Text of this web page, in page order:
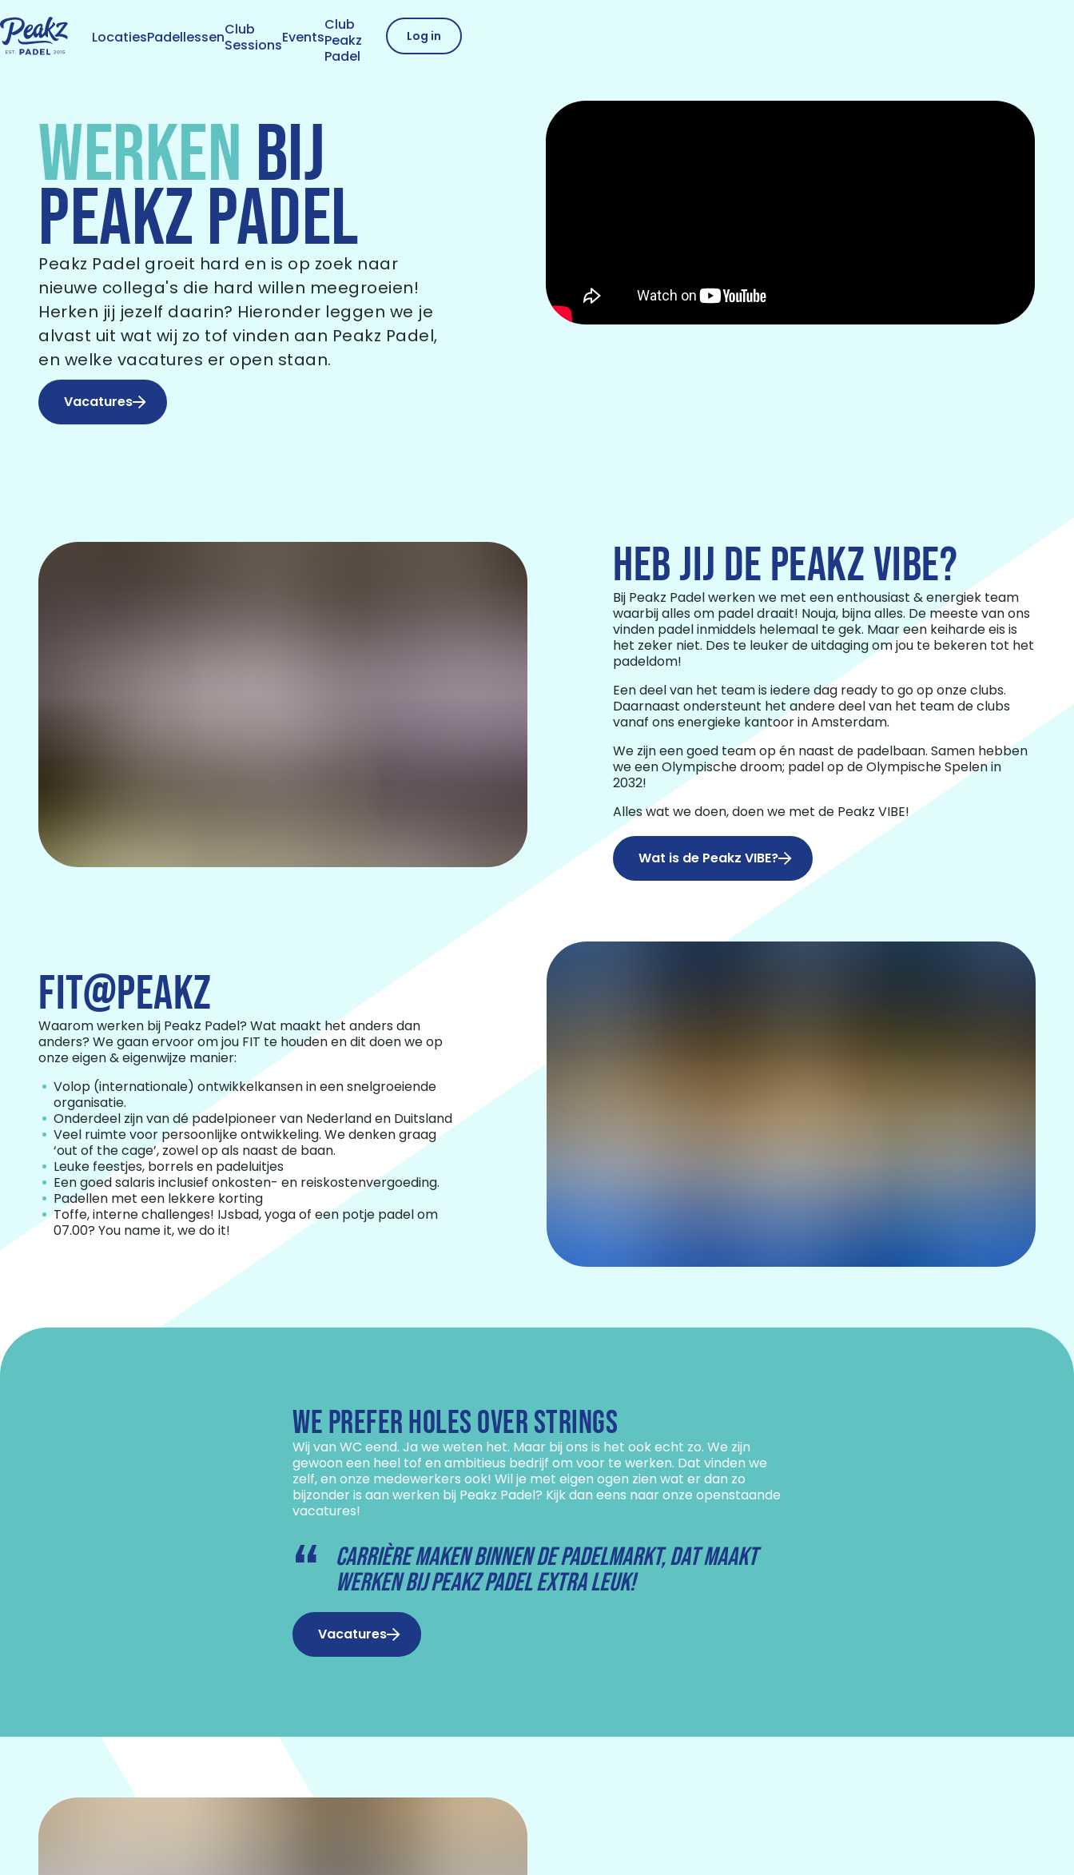
LocatiesPadellessenClub
SessionsEvents
Club
Peakz
Padel
Log in
WERKEN BIJ
PEAKZ PADEL
Peakz Padel groeit hard en is op zoek naar
nieuwe collega's die hard willen meegroeien!
Herken jij jezelf daarin? Hieronder leggen we je
alvast uit wat wij zo tof vinden aan Peakz Padel,
en welke vacatures er open staan.
Vacatures
HEB JIJ DE PEAKZ VIBE?
Bij Peakz Padel werken we met een enthousiast & energiek team
waarbij alles om padel draait! Nouja, bijna alles. De meeste van ons
vinden padel inmiddels helemaal te gek. Maar een keiharde eis is
het zeker niet. Des te leuker de uitdaging om jou te bekeren tot het
padeldom!
Een deel van het team is iedere dag ready to go op onze clubs.
Daarnaast ondersteunt het andere deel van het team de clubs
vanaf ons energieke kantoor in Amsterdam.
We zijn een goed team op én naast de padelbaan. Samen hebben
we een Olympische droom; padel op de Olympische Spelen in
2032!
Alles wat we doen, doen we met de Peakz VIBE!
Wat is de Peakz VIBE?
FIT@PEAKZ
Waarom werken bij Peakz Padel? Wat maakt het anders dan
anders? We gaan ervoor om jou FIT te houden en dit doen we op
onze eigen & eigenwijze manier:
Volop (internationale) ontwikkelkansen in een snelgroeiende
organisatie.
Onderdeel zijn van dé padelpioneer van Nederland en Duitsland
Veel ruimte voor persoonlijke ontwikkeling. We denken graag
‘out of the cage’, zowel op als naast de baan.
Leuke feestjes, borrels en padeluitjes
Een goed salaris inclusief onkosten- en reiskostenvergoeding.
Padellen met een lekkere korting
Toffe, interne challenges! IJsbad, yoga of een potje padel om
07.00? You name it, we do it!
WE PREFER HOLES OVER STRINGS
Wij van WC eend. Ja we weten het. Maar bij ons is het ook echt zo. We zijn
gewoon een heel tof en ambitieus bedrijf om voor te werken. Dat vinden we
zelf, en onze medewerkers ook! Wil je met eigen ogen zien wat er dan zo
bijzonder is aan werken bij Peakz Padel? Kijk dan eens naar onze openstaande
vacatures!
Carrière maken binnen de padelmarkt, dat maakt
werken bij Peakz Padel extra leuk!
Vacatures